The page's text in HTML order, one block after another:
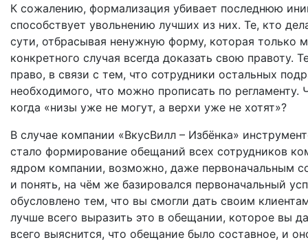
К сожалению, формализация убивает последнюю
способствует увольнению лучших из них. Те, кто
сути, отбрасывая ненужную форму, которая только
конкретного случая всегда доказать свою правоту.
право, в связи с тем, что сотрудники остальных
необходимого, что можно прописать по
когда «низы уже не могут, а верхи уже не хотят»?
В случае компании «ВкусВилл – Избёнка»
стало формирование обещаний всех сотрудников
ядром компании, возможно, даже первоначальным
и понять, на чём же базировался первоначальный
обусловлено тем, что вы смогли дать своим
лучше всего выразить это в обещании, которое вы
всего выяснится, что обещание было составное, и